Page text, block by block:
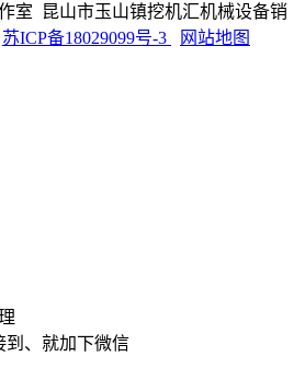
室 昆山市玉山镇挖机汇机械设备销
苏ICP备18029099号-3 网站地图
到、就加下微信